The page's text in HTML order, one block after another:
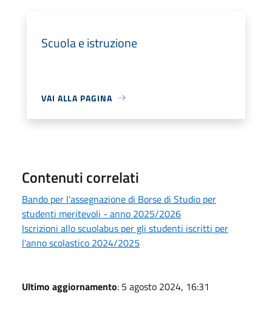
Scuola e istruzione
VAI ALLA PAGINA
Contenuti correlati
Bando per l'assegnazione di Borse di Studio per
studenti meritevoli - anno 2025/2026
Iscrizioni allo scuolabus per gli studenti iscritti per
l'anno scolastico 2024/2025
Ultimo aggiornamento: 5 agosto 2024, 16:31